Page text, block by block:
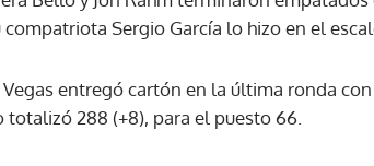
Gracias por suscribirte a nuestro
Sergio García lo hizo en el
entregó cartón en la última ronda
288 (+8), para el puesto 66.